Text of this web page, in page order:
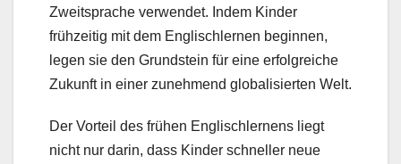
Zweitsprache verwendet. Indem Kinder
frühzeitig mit dem Englischlernen beginnen,
legen sie den Grundstein für eine erfolgreiche
Zukunft in einer zunehmend globalisierten Welt.
Der Vorteil des frühen Englischlernens liegt
nicht nur darin, dass Kinder schneller neue